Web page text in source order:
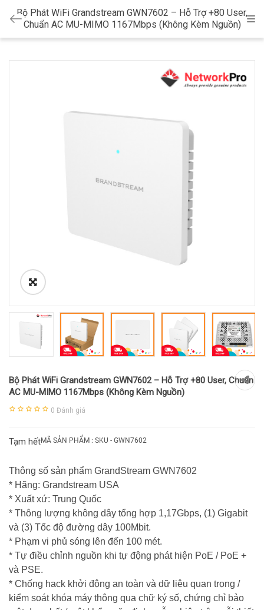
Bộ Phát WiFi Grandstream GWN7602 – Hỗ Trợ +80 User,
Chuẩn AC MU-MIMO 1167Mbps (Không Kèm Nguồn)
Bộ Phát WiFi Grandstream GWN7602 – Hỗ Trợ +80 User, Chuẩn
AC MU-MIMO 1167Mbps (Không Kèm Nguồn)
0 Đánh giá
Tạm hếtMÃ SẢN PHẨM : SKU - GWN7602
Thông số sản phẩm GrandStream GWN7602
* Hãng: Grandstream USA
* Xuất xứ: Trung Quốc
* Thông lượng không dây tổng hợp 1,17Gbps, (1) Gigabit
và (3) Tốc độ đường dây 100Mbit.
* Phạm vi phủ sóng lên đến 100 mét.
* Tự điều chỉnh nguồn khi tự động phát hiện PoE / PoE +
và PSE.
* Chống hack khởi động an toàn và dữ liệu quan trọng /
kiểm soát khóa máy thông qua chữ ký số, chứng chỉ bảo